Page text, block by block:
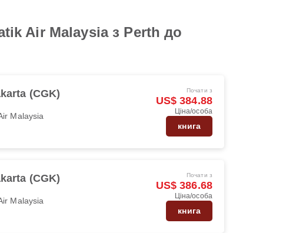
Air Malaysia з Perth до
(CGK)
Malaysia
Почати з
US$ 384.88
Ціна/особа
книга
(CGK)
Malaysia
Почати з
US$ 386.68
Ціна/особа
книга